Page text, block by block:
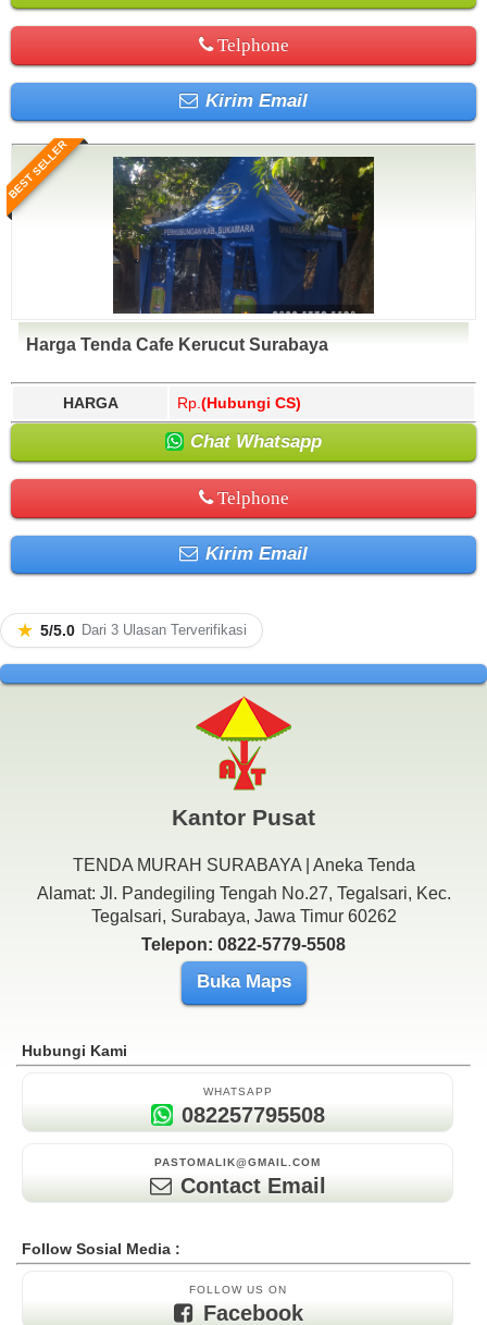
Telphone
Kirim Email
BEST SELLER
Harga Tenda Cafe Kerucut Surabaya
HARGA Rp. (Hubungi CS)
Chat Whatsapp
Telphone
Kirim Email
★ 5/5.0 Dari 3 Ulasan Terverifikasi
Kantor Pusat
TENDA MURAH SURABAYA | Aneka Tenda
Alamat: Jl. Pandegiling Tengah No.27, Tegalsari, Kec.
Tegalsari, Surabaya, Jawa Timur 60262
Telepon: 0822-5779-5508
Buka Maps
Hubungi Kami
WHATSAPP
082257795508
PASTOMALIK@GMAIL.COM
Contact Email
Follow Sosial Media :
FOLLOW US ON
Facebook